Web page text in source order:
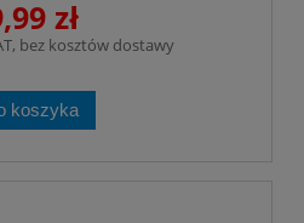
zł
bez kosztów dostawy
koszyka